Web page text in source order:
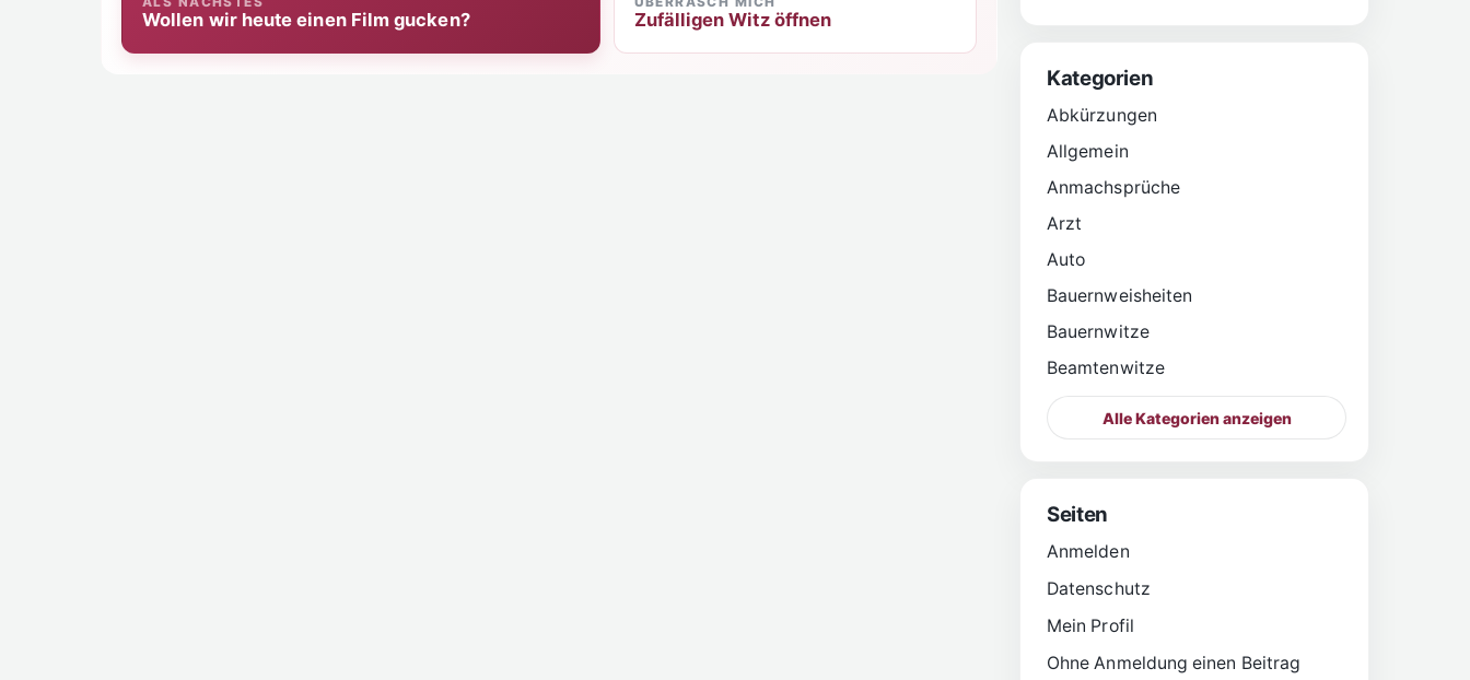
Wollen wir heute einen Film gucken? Zufälligen Witz öffnen
Kategorien
Abkürzungen
Allgemein
Anmachsprüche
Arzt
Auto
Bauernweisheiten
Bauernwitze
Beamtenwitze
Alle Kategorien anzeigen
Seiten
Anmelden
Datenschutz
Mein Profil
Ohne Anmeldung einen Beitrag